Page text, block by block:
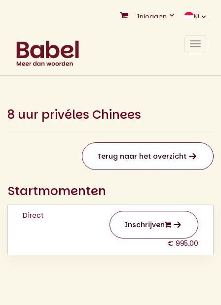
Inloggen NL
Toggle
8 uur privéles Chinees
Terug naar het overzicht
Startmomenten
Direct
Inschrijven
€ 995,00